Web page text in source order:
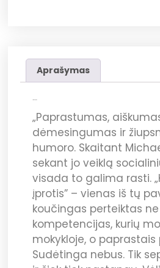
Aprašymas
„Paprastumas,
dėmesingumas ir
humoro. Skaitant
sekant jo veiklą
visada to galima rasti.
įprotis” – vienas iš tų
koučingas perteiktas
kompetencijas, kurių
mokykloje, o paprastais
Sudėtinga nebus. Tik